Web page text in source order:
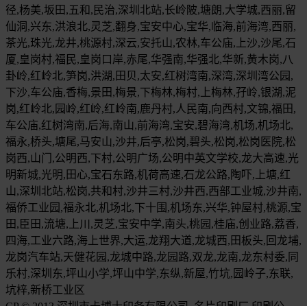
径,杨美,坂田,五和,民治,深圳北站,长岭陂,塘朗,大学城,西丽,留
仙洞,兴东,洪浪北,灵芝,翻身,宝安中心,宝华,临海,前海湾,西丽,
茶光,珠光,龙井,桃源村,深云,安托山,农林,车公庙,上沙,沙尾,石
厦,皇岗村,福民,皇岗口岸,赤尾,华强南,华强北,华新,黄木岗,八
卦岭,红岭北,笋岗,洪湖,田贝,太安,红树湾南,深湾,深圳湾公园,
下沙,车公庙,香梅,景田,梅景,下梅林,梅村,上梅林,孖岭,银湖,泥
岗,红岭北,园岭,红岭,红岭南,鹿丹村,人民南,向西村,文锦,福田,
车公庙,红树湾南,后海,南山,前海湾,宝安,碧海湾,机场,机场北,
福永,桥头,塘尾,马安山,沙井,后亭,松岗,碧头,松岗,松岗医院,松
岗西,山门,公明西,下村,公明广场,公明中英文学校,龙大高速,光
明新城,光明,田心,宝石东路,机荷高速,石龙公路,陶吓,上塘,红
山,深圳北站,松岗,共和村,沙井三村,沙井西,西部工业城,沙井南,
福侨工业园,福永北,机场北,下十围,机场东,兴华,钟屋村,桃源,宝
田,臣田,流塘,上川,灵芝,宝安中学,南头,桃园,桂庙,创业路,荔香,
四海,工业六路,海上世界,大运,龙翔大道,龙城西,田板头,回龙埔,
龙岗汽车站,天健花园,龙城中路,龙园路,双龙,龙南,龙东村委,同
乐村,深圳东,坪山小学,坪山中学,东纵,新屋,竹坑,园岭子,东联,
坑梓,新桥工业区